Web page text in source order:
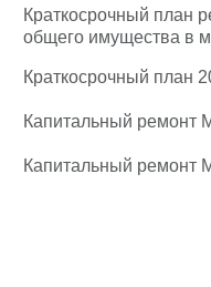
Краткосрочный план
общего имущества в
Краткосрочный план
Капитальный ремонт
Капитальный ремонт